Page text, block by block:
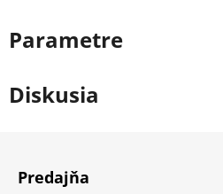
Parametre
Diskusia
Predajňa